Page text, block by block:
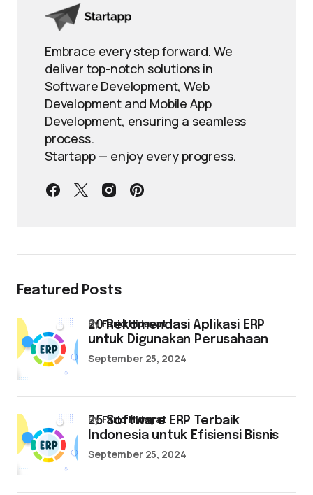
Embrace every step forward. We
deliver top-notch solutions in
Software Development, Web
Development and Mobile App
Development, ensuring a seamless
process.
Startapp — enjoy every progress.
Featured Posts
20 Rekomendasi Aplikasi ERP
untuk Digunakan Perusahaan
byFarid Hidayat
September 25, 2024
25 Software ERP Terbaik
Indonesia untuk Efisiensi Bisnis
byFarid Hidayat
September 25, 2024